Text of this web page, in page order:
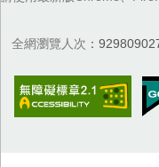
全網瀏覽人次